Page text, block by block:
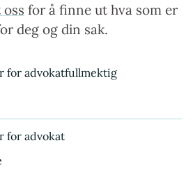
for å finne ut hva som er
deg og din sak.
for advokatfullmektig
for advokat